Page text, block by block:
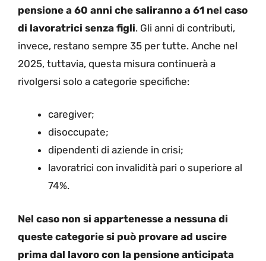
pensione a 60 anni che saliranno a 61 nel caso
di lavoratrici senza figli. Gli anni di contributi,
invece, restano sempre 35 per tutte. Anche nel
2025, tuttavia, questa misura continuerà a
rivolgersi solo a categorie specifiche:
caregiver;
disoccupate;
dipendenti di aziende in crisi;
lavoratrici con invalidità pari o superiore al
74%.
Nel caso non si appartenesse a nessuna di
queste categorie si può provare ad uscire
prima dal lavoro con la pensione anticipata